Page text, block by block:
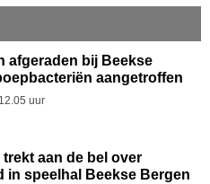
afgeraden bij Beekse
aangetroffen
uur
trekt aan de bel over
in speelhal Beekse Bergen